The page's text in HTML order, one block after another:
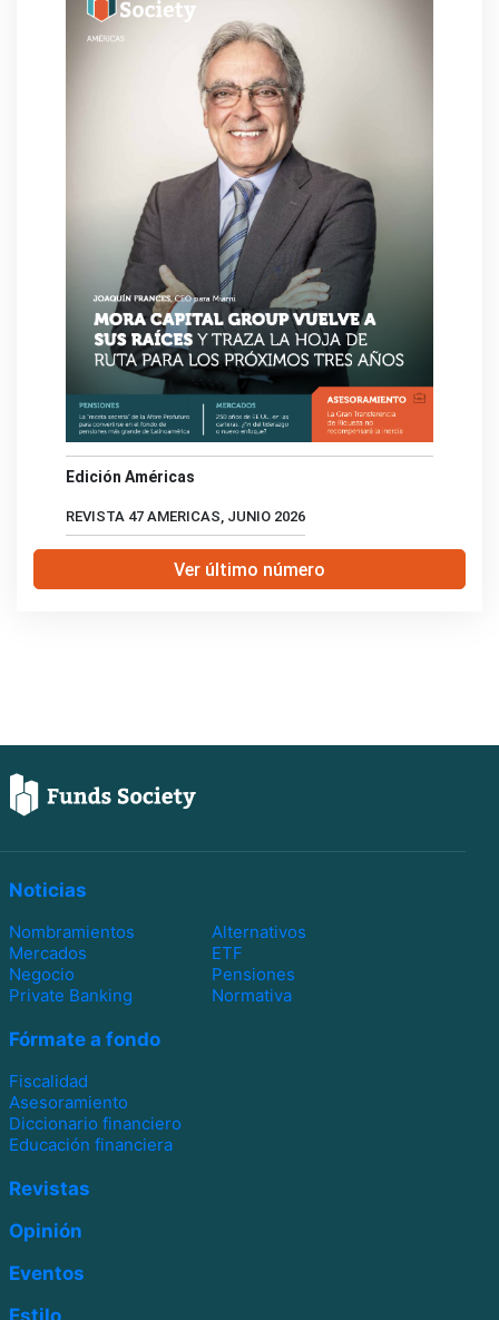
Edición Américas
REVISTA 47 AMERICAS, JUNIO 2026
Ver último número
Noticias
Nombramientos
Alternativos
Mercados
ETF
Negocio
Pensiones
Private Banking
Normativa
Fórmate a fondo
Fiscalidad
Asesoramiento
Diccionario financiero
Educación financiera
Revistas
Opinión
Eventos